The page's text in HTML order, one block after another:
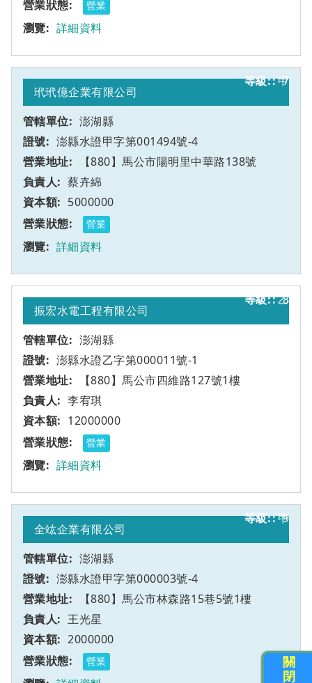
營業
詳細資料
7
玳玳億企業有限公司
澎湖縣
澎縣水證甲字第001494號-4
【880】馬公市陽明里中華路138號
甲
蔡卉綿
5000000
營業
詳細資料
8
振宏水電工程有限公司
澎湖縣
澎縣水證乙字第000011號-1
【880】馬公市四維路127號1樓
乙
李宥琪
12000000
營業
詳細資料
9
全竑企業有限公司
澎湖縣
澎縣水證甲字第000003號-4
【880】馬公市林森路15巷5號1樓
甲
王光星
2000000
營業
關
閉